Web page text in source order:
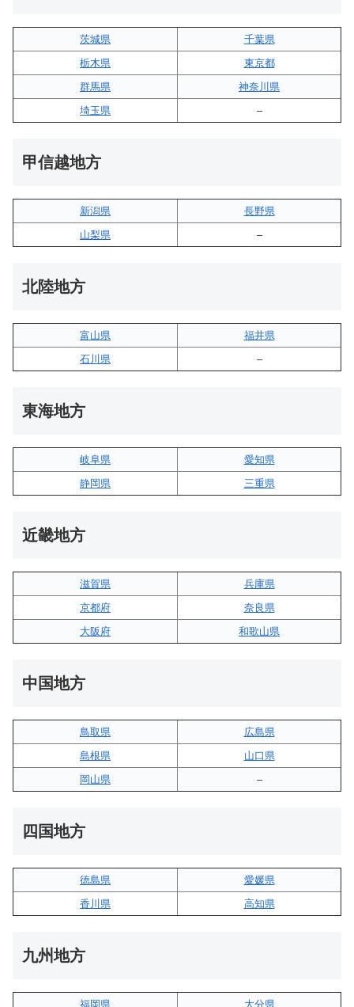
茨城県
千葉県
栃木県
東京都
群馬県
神奈川県
埼玉県
–
甲信越地方
新潟県
長野県
山梨県
–
北陸地方
富山県
福井県
石川県
–
東海地方
岐阜県
愛知県
静岡県
三重県
近畿地方
滋賀県
兵庫県
京都府
奈良県
大阪府
和歌山県
中国地方
鳥取県
広島県
島根県
山口県
岡山県
–
四国地方
徳島県
愛媛県
香川県
高知県
九州地方
福岡県 大分県